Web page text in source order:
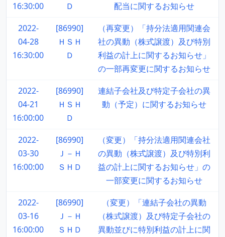
16:30:00
Ｄ
配当に関するお知らせ
2022-
04-28
16:30:00
[86990]
ＨＳＨ
Ｄ
（再変更）「持分法適用関連会
社の異動（株式譲渡）及び特別
利益の計上に関するお知らせ」
の一部再変更に関するお知らせ
2022-
04-21
16:00:00
[86990]
ＨＳＨ
Ｄ
連結子会社及び特定子会社の異
動（予定）に関するお知らせ
2022-
03-30
16:00:00
[86990]
Ｊ－Ｈ
ＳＨＤ
（変更）「持分法適用関連会社
の異動（株式譲渡）及び特別利
益の計上に関するお知らせ」の
一部変更に関するお知らせ
2022-
03-16
16:00:00
[86990]
Ｊ－Ｈ
ＳＨＤ
（変更）「連結子会社の異動
（株式譲渡）及び特定子会社の
異動並びに特別利益の計上に関